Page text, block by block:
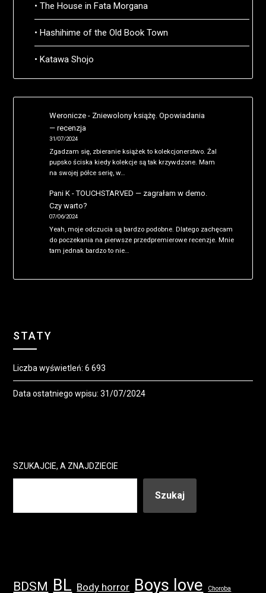
• The House in Fata Morgana
• Hashihime of the Old Book Town
• Katawa Shojo
Weronicze - Zniewolony książę. Opowiadania
— recenzja
31/07/2024
Zgadzam się, zbieranie książek to kolekcjonerstwo. Żal
pupsko ściska kiedy kolekcje są tak krzywdzone. Mam
na swojej półce serię, w…
Pani K -TOUCHSTARVED — zagrałam w demo.
Czy warto?
07/06/2024
Yeah, moje odczucia są bardzo podobne. Dlatego zachęcam
do poczekania na pierwsze przedpremierowe recenzje. Mnie
tam jednak bardzo to nie…
STATY
Liczba wyświetleń:6 693
Data ostatniego wpisu:31/07/2024
SZUKAJCIE, A ZNAJDZIECIE
Szukaj
BDSM BL Body horror Boys love Choroba